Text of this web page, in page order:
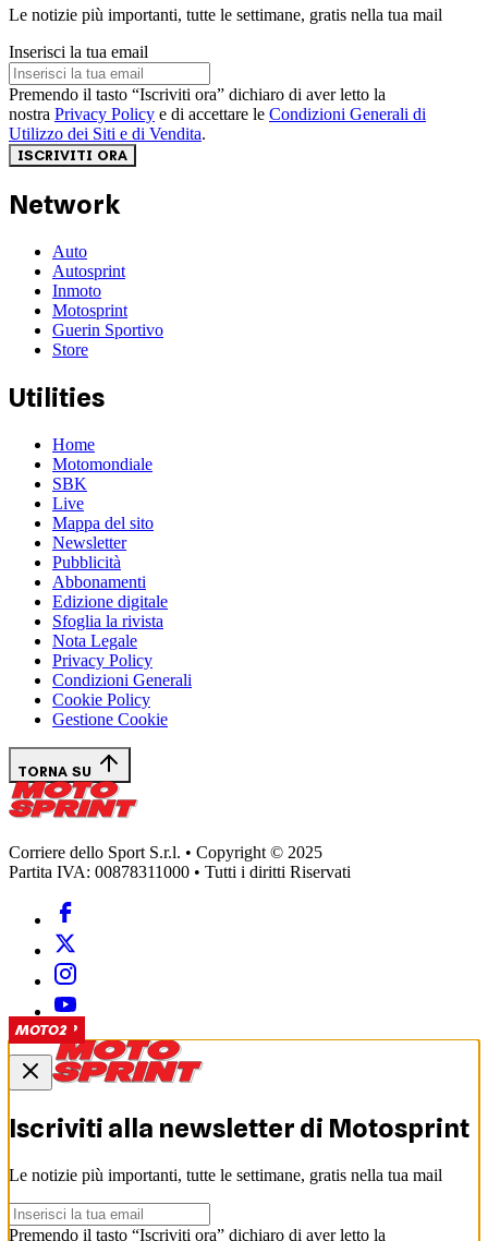
MOTOGP
MOTO2
MOTO2
MOTOGP
MOTO2
Le notizie più importanti, tutte le settimane, gratis nella tua mail
Inserisci la tua email
Premendo il tasto “Iscriviti ora” dichiaro di aver letto la
nostra Privacy Policy e di accettare le Condizioni Generali di
Utilizzo dei Siti e di Vendita.
ISCRIVITI ORA
Network
Auto
Autosprint
Inmoto
Motosprint
Guerin Sportivo
Store
Utilities
Home
Motomondiale
SBK
Live
Mappa del sito
Newsletter
Pubblicità
Abbonamenti
Edizione digitale
Sfoglia la rivista
Nota Legale
Privacy Policy
Condizioni Generali
Cookie Policy
Gestione Cookie
TORNA SU
Corriere dello Sport S.r.l. • Copyright © 2025
Partita IVA: 00878311000 • Tutti i diritti Riservati
Iscriviti alla newsletter di Motosprint
Le notizie più importanti, tutte le settimane, gratis nella tua mail
Premendo il tasto “Iscriviti ora” dichiaro di aver letto la